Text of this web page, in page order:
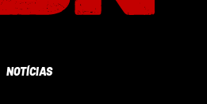
NOTÍCIAS